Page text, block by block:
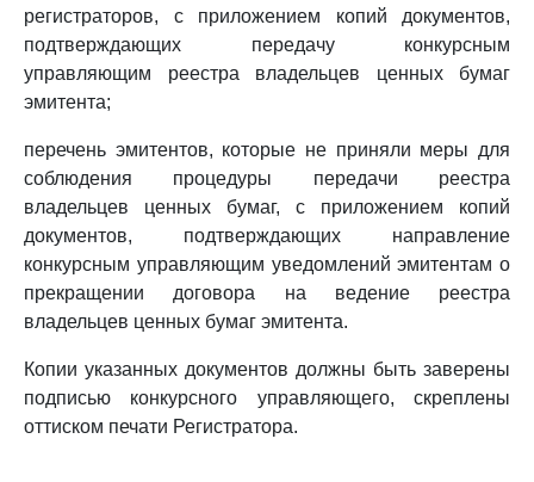
регистраторов, с приложением копий документов,
подтверждающих передачу конкурсным
управляющим реестра владельцев ценных бумаг
эмитента;
перечень эмитентов, которые не приняли меры для
соблюдения процедуры передачи реестра
владельцев ценных бумаг, с приложением копий
документов, подтверждающих направление
конкурсным управляющим уведомлений эмитентам о
прекращении договора на ведение реестра
владельцев ценных бумаг эмитента.
Копии указанных документов должны быть заверены
подписью конкурсного управляющего, скреплены
оттиском печати Регистратора.